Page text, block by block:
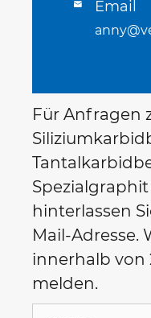
 Email
Für Anfragen
hinterlassen
Mail-Adresse.
innerhalb von
melden.